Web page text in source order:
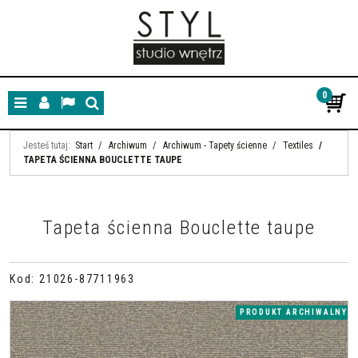
MenuPanelLangSzukaj
0
Jesteś tutaj: Start / Archiwum / Archiwum - Tapety ścienne / Textiles /
TAPETA ŚCIENNA BOUCLETTE TAUPE
Tapeta ścienna Bouclette taupe
Kod : 21026-87711963
PRODUKT ARCHIWALNY